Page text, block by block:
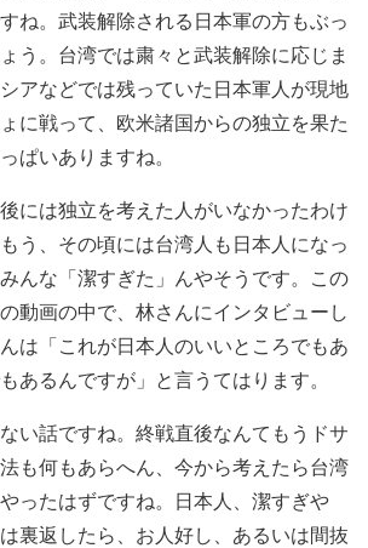
ね。武装解除される日本軍の方もぶっ
う。台湾では粛々と武装解除に応じま
アなどでは残っていた日本軍人が現地
に戦って、欧米諸国からの独立を果た
ぱいありますね。
には独立を考えた人がいなかったわけ
う、その頃には台湾人も日本人になっ
んな「潔すぎた」んやそうです。この
動画の中で、林さんにインタビューし
は「これが日本人のいいところでもあ
あるんですが」と言うてはります。
い話ですね。終戦直後なんてもうドサ
も何もあらへん、今から考えたら台湾
ったはずですね。日本人、潔すぎや
裏返したら、お人好し、あるいは間抜